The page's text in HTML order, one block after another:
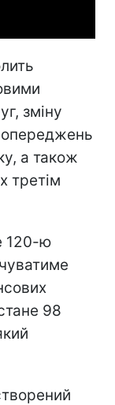
зміну
а також
третім
120-ю
98